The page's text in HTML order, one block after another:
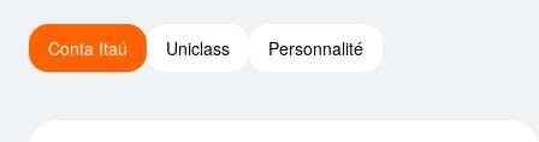
Conta Itaú Uniclass Personnalité